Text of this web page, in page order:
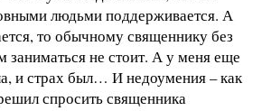
людьми поддерживается. А
то обычному священнику без
заниматься не стоит. А у меня еще
и страх был… И недоумения – как
спросить священника